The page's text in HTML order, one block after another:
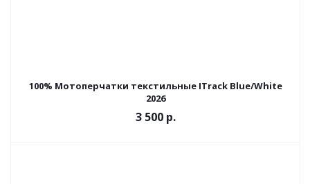
100% Мотоперчатки текстильные ITrack Blue/White
2026
3 500 р.